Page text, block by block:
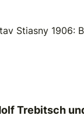
Stiasny 1906:
Trebitsch